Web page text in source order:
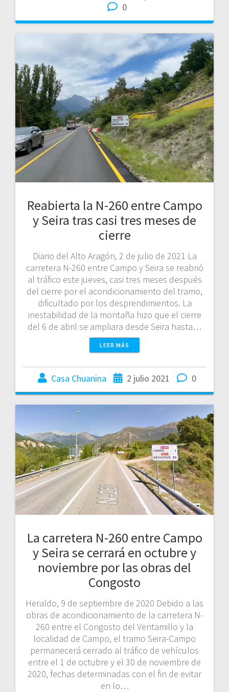
0
Reabierta la N-260 entre Campo
y Seira tras casi tres meses de
cierre
Diario del Alto Aragón, 2 de julio de 2021 La
carretera N-260 entre Campo y Seira se reabrió
al tráfico este jueves, casi tres meses después
del cierre por el acondicionamiento del tramo,
dificultado por los desprendimientos. La
inestabilidad de la montaña hizo que el cierre
del 6 de abril se ampliara desde Seira hasta…
LEER MÁS
Casa Chuanina 2 julio 2021 0
La carretera N-260 entre Campo
y Seira se cerrará en octubre y
noviembre por las obras del
Congosto
Heraldo, 9 de septiembre de 2020 Debido a las
obras de acondicionamiento de la carretera N-
260 entre el Congosto del Ventamillo y la
localidad de Campo, el tramo Seira-Campo
permanecerá cerrado al tráfico de vehículos
entre el 1 de octubre y el 30 de noviembre de
2020, fechas determinadas con el fin de evitar
en lo…